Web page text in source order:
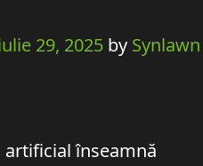
29, 2025 by Synlawn
artificial înseamnă